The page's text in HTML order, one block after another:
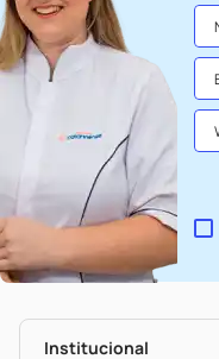
Institucional